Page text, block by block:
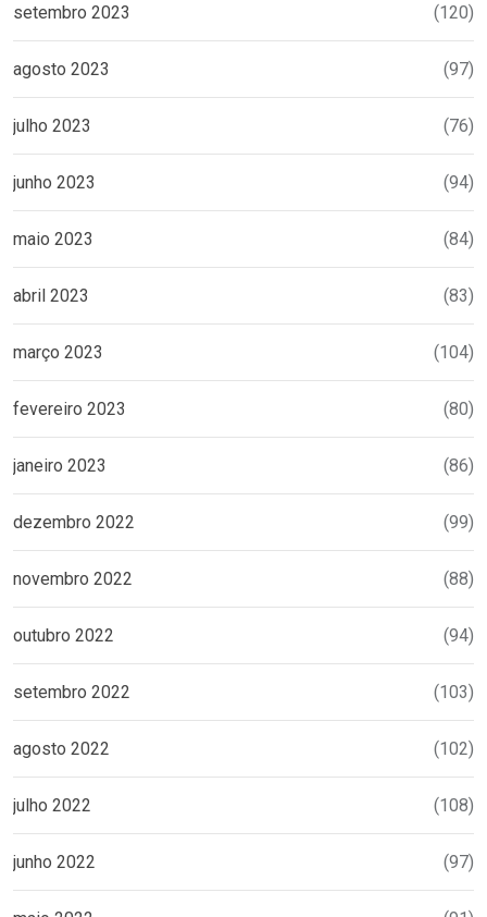
setembro 2023 (120)
agosto 2023 (97)
julho 2023 (76)
junho 2023 (94)
maio 2023 (84)
abril 2023 (83)
março 2023 (104)
fevereiro 2023 (80)
janeiro 2023 (86)
dezembro 2022 (99)
novembro 2022 (88)
outubro 2022 (94)
setembro 2022 (103)
agosto 2022 (102)
julho 2022 (108)
junho 2022 (97)